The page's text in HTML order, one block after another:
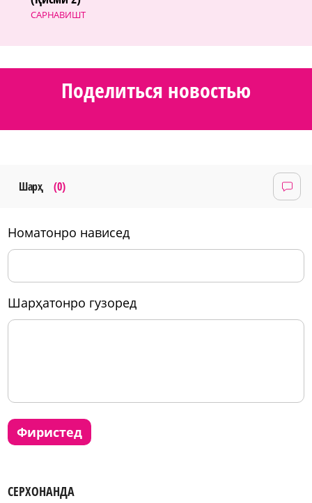
САРНАВИШТ
Поделиться новостью
Шарҳ (0)
номатонро нависед
шарҳатонро гузоред
фиристед
СЕРХОНАНДА